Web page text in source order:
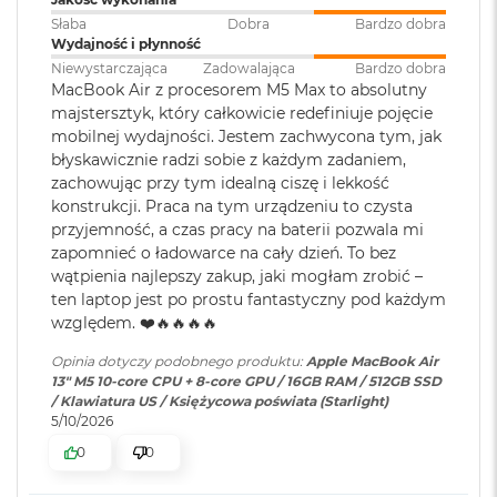
ś
c
i
d
y
s
k
u
M
a
c
B
o
k
A
r
2
5
6
Jasność 500 nitów
Możliwość wyświetlania miliarda kolorów
Szeroka gama kolorów (P3)
Technologia True Tone
Apple M5
Pojemność baterii: 53,8 Wh
Szybkie ładowanie :
Możliwość szybkiego ładowania
zasilaczem USB-C o mocy 70W
Ładowanie i
rozbudowa:
Dwa porty Thunderbolt 4
(USB‑C) obsługujące:
Ładowanie,
DisplayPort
Thunderbolt 4 (do 40 Gb/s),
USB 4 (do 40 Gb/s)
Klawiatura
numeryczna
NIE
Słaba
Dobra
Bardzo dobra
Wydajność i płynność
Niewystarczająca
Zadowalająca Bardzo dobra
MacBook Air z procesorem M5 Max to absolutny
majstersztyk, który całkowicie redefiniuje pojęcie
mobilnej wydajności. Jestem zachwycona tym, jak
błyskawicznie radzi sobie z każdym zadaniem,
zachowując przy tym idealną ciszę i lekkość
konstrukcji. Praca na tym urządzeniu to czysta
przyjemność, a czas pracy na baterii pozwala mi
zapomnieć o ładowarce na cały dzień. To bez
wątpienia najlepszy zakup, jaki mogłam zrobić –
ten laptop jest po prostu fantastyczny pod każdym
względem. ❤️🔥🔥🔥🔥
Opinia dotyczy podobnego produktu:Apple MacBook Air
13" M5 10-core CPU + 8-core GPU / 16GB RAM / 512GB SSD
/ Klawiatura US / Księżycowa poświata (Starlight)
5/10/2026
0
0